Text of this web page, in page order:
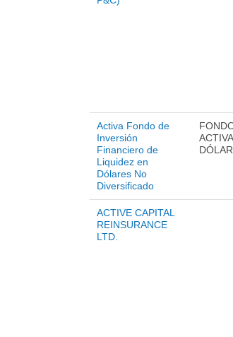
Activa Fondo de
Inversión
Financiero de
Liquidez en
Dólares No
Diversificado
ACTIVA
ACTIVE CAPITAL
REINSURANCE
LTD.